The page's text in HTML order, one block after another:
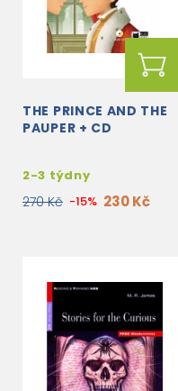
THE PRINCE AND THE
PAUPER + CD
2-3 týdny
270 Kč -15% 230 Kč